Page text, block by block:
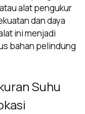
alat pengukur
dan daya
ini menjadi
bahan pelindung
Suhu